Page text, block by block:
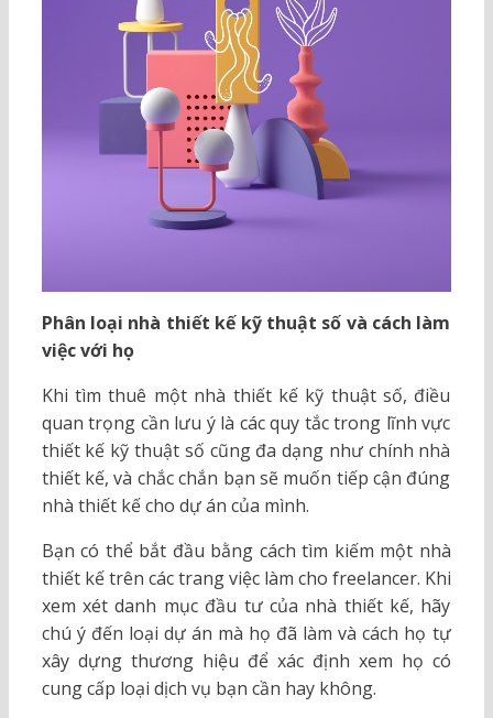
Phân loại nhà thiết kế kỹ thuật số và cách làm
việc với họ
Khi tìm thuê một nhà thiết kế kỹ thuật số, điều
quan trọng cần lưu ý là các quy tắc trong lĩnh vực
thiết kế kỹ thuật số cũng đa dạng như chính nhà
thiết kế, và chắc chắn bạn sẽ muốn tiếp cận đúng
nhà thiết kế cho dự án của mình.
Bạn có thể bắt đầu bằng cách tìm kiếm một nhà
thiết kế trên các trang việc làm cho freelancer. Khi
xem xét danh mục đầu tư của nhà thiết kế, hãy
chú ý đến loại dự án mà họ đã làm và cách họ tự
xây dựng thương hiệu để xác định xem họ có
cung cấp loại dịch vụ bạn cần hay không.